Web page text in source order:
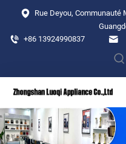
Rue Deyou, Communauté
+86 13924990837